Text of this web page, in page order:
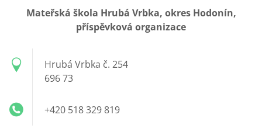
Mateřská škola Hrubá Vrbka, okres Hodonín,
příspěvková organizace
Hrubá Vrbka č. 254
696 73
+420 518 329 819